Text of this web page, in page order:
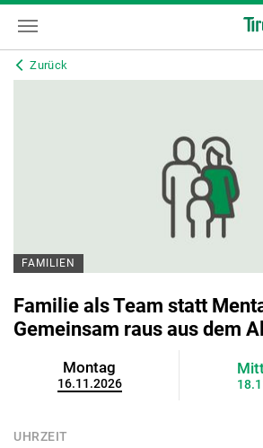
Zurück
FAMILIEN
Familie als Team statt
Gemeinsam raus aus dem
Montag
16.11.2026
UHRZEIT